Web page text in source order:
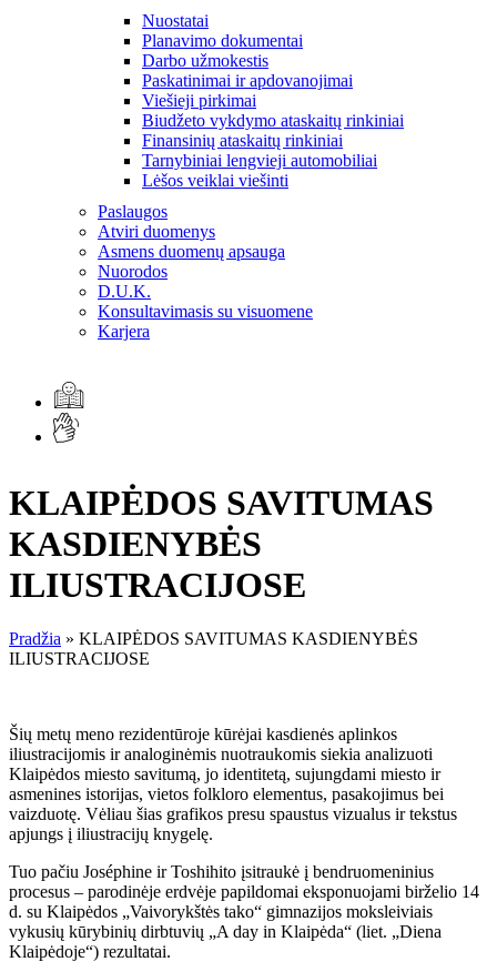
Nuostatai
Planavimo dokumentai
Darbo užmokestis
Paskatinimai ir apdovanojimai
Viešieji pirkimai
Biudžeto vykdymo ataskaitų rinkiniai
Finansinių ataskaitų rinkiniai
Tarnybiniai lengvieji automobiliai
Lėšos veiklai viešinti
Paslaugos
Atviri duomenys
Asmens duomenų apsauga
Nuorodos
D.U.K.
Konsultavimasis su visuomene
Karjera
KLAIPĖDOS SAVITUMAS
KASDIENYBĖS
ILIUSTRACIJOSE
Pradžia » KLAIPĖDOS SAVITUMAS KASDIENYBĖS
ILIUSTRACIJOSE
Šių metų meno rezidentūroje kūrėjai kasdienės aplinkos
iliustracijomis ir analoginėmis nuotraukomis siekia analizuoti
Klaipėdos miesto savitumą, jo identitetą, sujungdami miesto ir
asmenines istorijas, vietos folkloro elementus, pasakojimus bei
vaizduotę. Vėliau šias grafikos presu spaustus vizualus ir tekstus
apjungs į iliustracijų knygelę.
Tuo pačiu Joséphine ir Toshihito įsitraukė į bendruomeninius
procesus – parodinėje erdvėje papildomai eksponuojami birželio 14
d. su Klaipėdos „Vaivorykštės tako“ gimnazijos moksleiviais
vykusių kūrybinių dirbtuvių „A day in Klaipėda“ (liet. „Diena
Klaipėdoje“) rezultatai.